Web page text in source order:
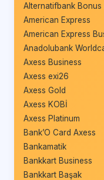
Alternatifbank Bonus
American Express
American Express
Anadolubank
Axess Business
Axess exi26
Axess Gold
Axess KOBİ
Axess Platinum
Bank’O Card Axess
Bankamatik
Bankkart Business
Bankkart Başak